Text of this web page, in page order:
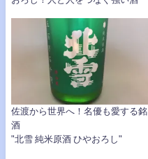
佐渡から世界へ！名優も愛する銘
酒
"北雪 純米原酒 ひやおろし"